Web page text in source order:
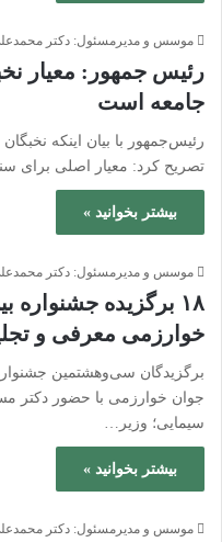
موسس و مدیرمسئول: دکتر
رئیس جمهور: معیار
جامعه است
رئیس‌جمهور با بیان اینکه
تصریح کرد: معیار اصلی برای
بیشتر بخوانید »
موسس و مدیرمسئول: دکتر
۱۸ برگزیده جشنواره‌
خوارزمی معرفی و
برگزیدگان سی‌وهشتمین
جوان خوارزمی با حضور دکتر
سیمایی؛ وزیر…
بیشتر بخوانید »
موسس و مدیرمسئول: دکتر